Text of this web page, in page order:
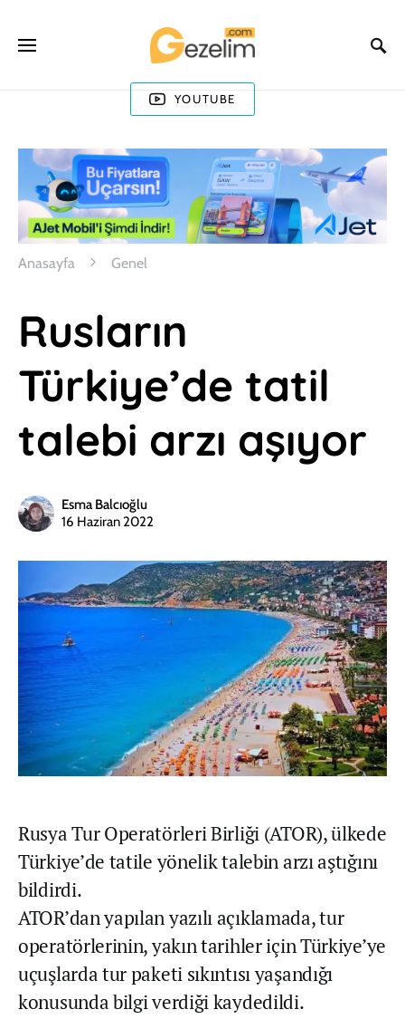
YOUTUBE
Anasayfa Genel
Rusların
Türkiye’de tatil
talebi arzı aşıyor
Esma Balcıoğlu
16 Haziran 2022
Rusya Tur Operatörleri Birliği (ATOR), ülkede
Türkiye’de tatile yönelik talebin arzı aştığını
bildirdi.
ATOR’dan yapılan yazılı açıklamada, tur
operatörlerinin, yakın tarihler için Türkiye’ye
uçuşlarda tur paketi sıkıntısı yaşandığı
konusunda bilgi verdiği kaydedildi.